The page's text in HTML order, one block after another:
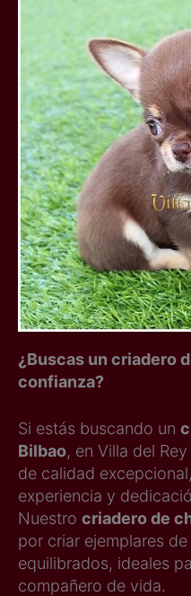
¿Buscas un criadero
confianza?
Si estás buscando un
Bilbao, en Villa del
de calidad
experiencia y
Nuestro criadero de
por criar ejemplares
equilibrados, ideales
compañero de vida.